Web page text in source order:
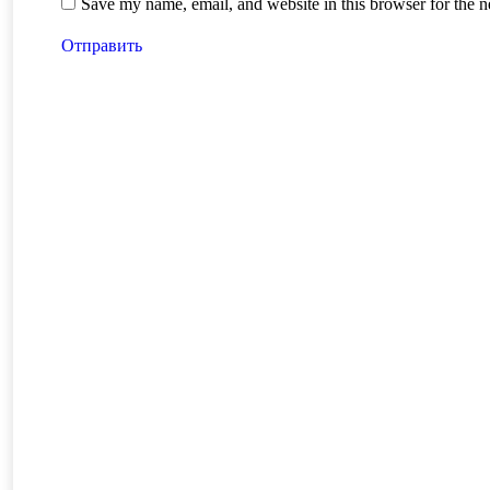
Save my name, email, and website in this browser for the
Отправить